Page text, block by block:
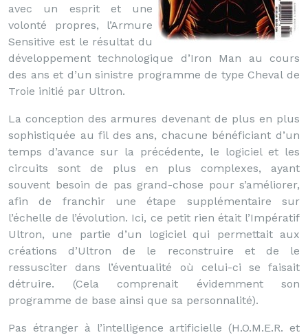
avec un esprit et une
volonté propres, l’Armure
Sensitive est le résultat du
développement technologique d’Iron Man au cours
des ans et d’un sinistre programme de type Cheval de
Troie initié par Ultron.
La conception des armures devenant de plus en plus
sophistiquée au fil des ans, chacune bénéficiant d’un
temps d’avance sur la précédente, le logiciel et les
circuits sont de plus en plus complexes, ayant
souvent besoin de pas grand-chose pour s’améliorer,
afin de franchir une étape supplémentaire sur
l’échelle de l’évolution. Ici, ce petit rien était l’Impératif
Ultron, une partie d’un logiciel qui permettait aux
créations d’Ultron de le reconstruire et de le
ressusciter dans l’éventualité où celui-ci se faisait
détruire. (Cela comprenait évidemment son
programme de base ainsi que sa personnalité).
Pas étranger à l’intelligence artificielle (H.O.M.E.R. et